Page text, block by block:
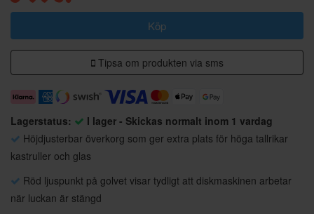
Köp
Tipsa om produkten via sms
Lagerstatus:
I lager - Skickas normalt inom 1 vardag
Höjdjusterbar överkorg som ger extra plats för höga tallrikar
kastruller och glas
Röd ljuspunkt på golvet visar tydligt att diskmaskinen arbetar
när luckan är stängd